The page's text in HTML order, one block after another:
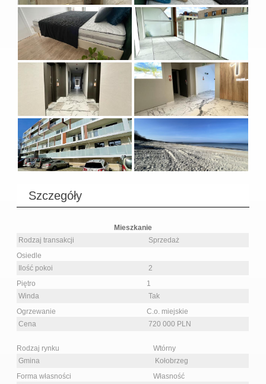
Szczegóły
Mieszkanie
Rodzaj transakcji
Sprzedaż
Osiedle
Ilość pokoi
2
Piętro
1
Winda
Tak
Ogrzewanie
C.o. miejskie
Cena
720 000 PLN
Rodzaj rynku
Wtórny
Gmina
Kołobrzeg
Forma własności
Własność